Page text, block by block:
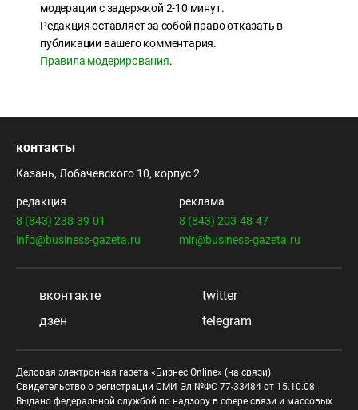
модерации с задержкой 2-10 минут.
Редакция оставляет за собой право отказать в
публикации вашего комментария.
Правила модерирования.
контакты
Казань, Лобачевского 10, корпус 2
редакция
8 (843) 238-39-01
info@business-gazeta.ru
реклама
8 (843) 203-48-47
mir@business-gazeta.ru
вконтакте
twitter
дзен
telegram
Деловая электронная газета «Бизнес Online» (на связи).
Свидетельство о регистрации СМИ Эл №ФС 77-33484 от 15.10.08.
Выдано федеральной службой по надзору в сфере связи и массовых